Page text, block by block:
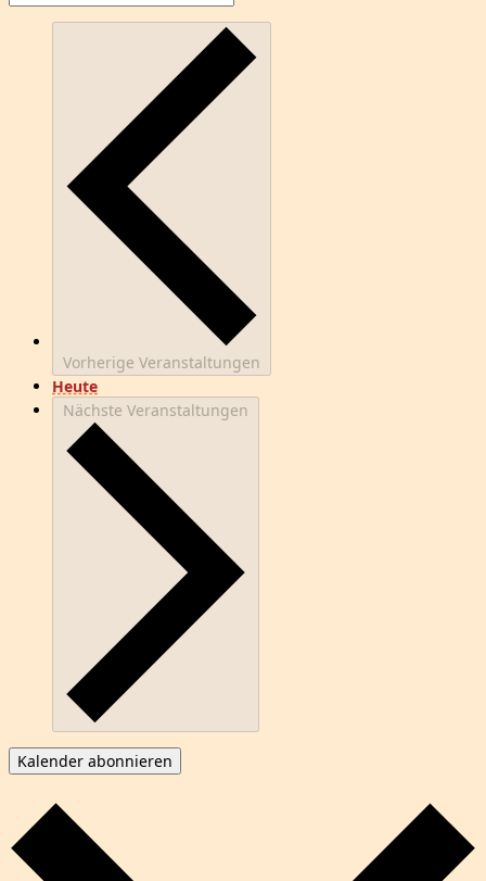
Vorherige Veranstaltungen
Heute
Nächste Veranstaltungen
Kalender abonnieren